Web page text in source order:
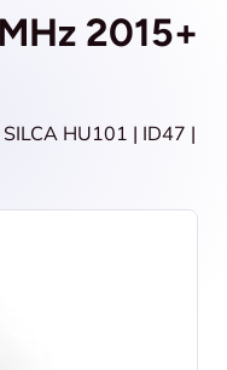
2015+
HU101 | ID47 |